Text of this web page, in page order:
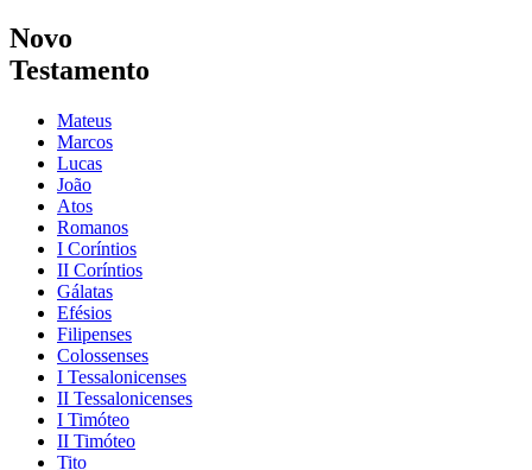
Novo
Testamento
Mateus
Marcos
Lucas
João
Atos
Romanos
I Coríntios
II Coríntios
Gálatas
Efésios
Filipenses
Colossenses
I Tessalonicenses
II Tessalonicenses
I Timóteo
II Timóteo
Tito